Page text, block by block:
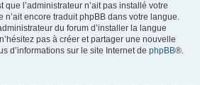
l’administrateur n’ait pas installé votre
n’ait encore traduit phpBB dans votre langue.
du forum d’installer la langue
pas à créer et partager une nouvelle
d’informations sur le site Internet de phpBB®.